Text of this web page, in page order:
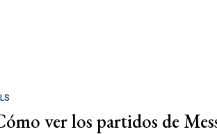
ver los partidos de